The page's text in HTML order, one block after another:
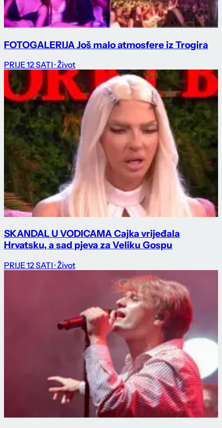
FOTOGALERIJA Još malo atmosfere iz Trogira
PRIJE 12 SATI · Život
SKANDAL U VODICAMA Cajka vrijeđala
Hrvatsku, a sad pjeva za Veliku Gospu
PRIJE 12 SATI · Život